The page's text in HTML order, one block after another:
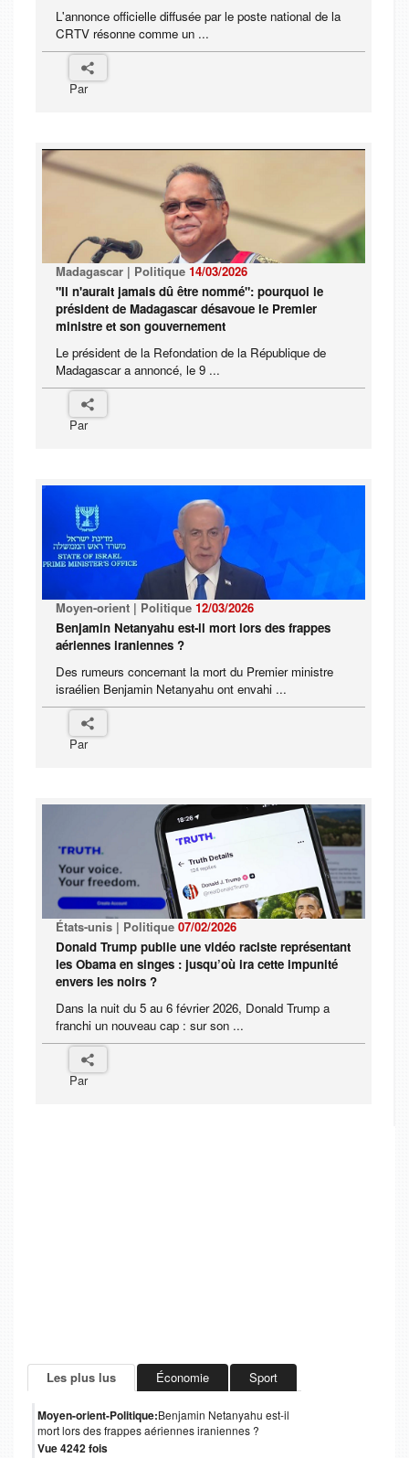
L'annonce officielle diffusée par le poste national de la
CRTV résonne comme un ...
Par
Madagascar | Politique 14/03/2026
"Il n'aurait jamais dû être nommé": pourquoi le
président de Madagascar désavoue le Premier
ministre et son gouvernement
Le président de la Refondation de la République de
Madagascar a annoncé, le 9 ...
Par
Moyen-orient | Politique 12/03/2026
Benjamin Netanyahu est-il mort lors des frappes
aériennes iraniennes ?
Des rumeurs concernant la mort du Premier ministre
israélien Benjamin Netanyahu ont envahi ...
Par
États-unis | Politique 07/02/2026
Donald Trump publie une vidéo raciste représentant
les Obama en singes : jusqu’où ira cette impunité
envers les noirs ?
Dans la nuit du 5 au 6 février 2026, Donald Trump a
franchi un nouveau cap : sur son ...
Par
Les plus lus Économie Sport
Moyen-orient-Politique:Benjamin Netanyahu est-il
mort lors des frappes aériennes iraniennes ?
Vue 4242 fois